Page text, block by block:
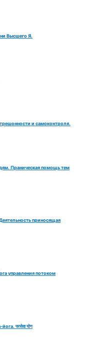
Высшего Я.
и самоконтроля.
Праническая помощь тем
приносящая
управления потоком
परसेवा योग